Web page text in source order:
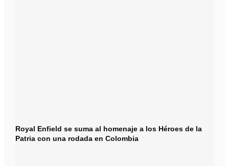
Royal Enfield se suma al homenaje a los Héroes de la
Patria con una rodada en Colombia